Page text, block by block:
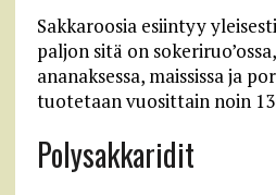
Sakkaroosia esiintyy
paljon sitä on
ananaksessa, maississa ja
tuotetaan vuosittain noin
Polysakkaridit